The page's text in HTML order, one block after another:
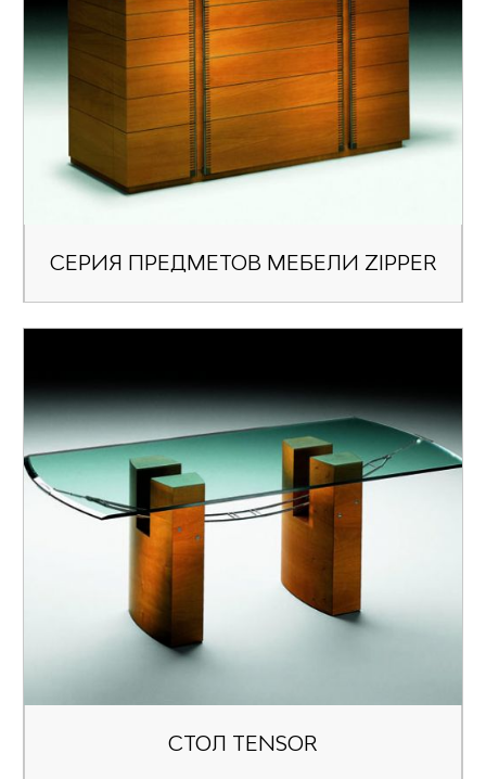
СЕРИЯ ПРЕДМЕТОВ МЕБЕЛИ ZIPPER
СТОЛ TENSOR